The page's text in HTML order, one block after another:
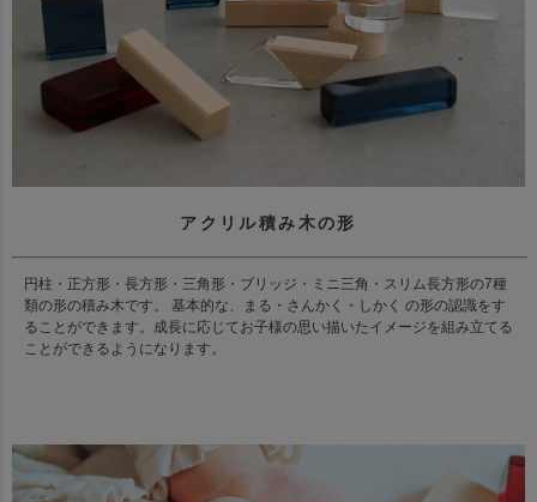
アクリル積み木の形
円柱・正方形・長方形・三角形・ブリッジ・ミニ三角・スリム長方形の7種
類の形の積み木です。 基本的な、まる・さんかく・しかく の形の認識をす
ることができます。成長に応じてお子様の思い描いたイメージを組み立てる
ことができるようになります。